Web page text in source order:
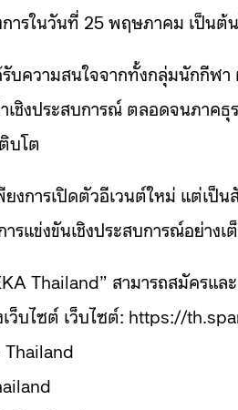
ารในวันที่ 25 พฤษภาคม เป็นต้
บความสนใจจากทั้งกลุ่มนักกีฬ
ชิงประสบการณ์ ตลอดจนภาคธุ
บโต
ยงการเปิดตัวอีเวนต์ใหม่ แต่เ
รแข่งขันเชิงประสบการณ์อย่าง
Thailand” สามารถสมัครแ
ว็บไซต์ เว็บไซต์: https://
Thailand